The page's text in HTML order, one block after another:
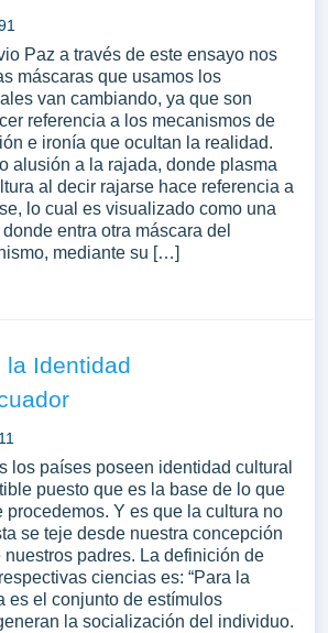
Paz a través de este ensayo nos
máscaras que usamos los
van cambiando, ya que son
referencia a los mecanismos de
e ironía que ocultan la realidad.
alusión a la rajada, donde plasma
al decir rajarse hace referencia a
lo cual es visualizado como una
entra otra máscara del
mediante su […]
la Identidad
los países poseen identidad cultural
puesto que es la base de lo que
procedemos. Y es que la cultura no
se teje desde nuestra concepción
padres. La definición de
ciencias es: “Para la
es el conjunto de estímulos
la socialización del individuo.